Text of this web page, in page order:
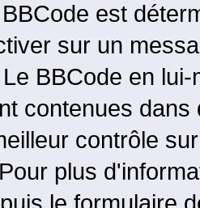
est
sur un
BBCode en
contenues
contrôle
plus